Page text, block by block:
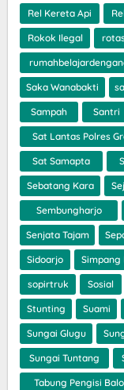
Rel Kereta Api
Rokok Ilegal
Saka Wanabakti
Sampah Santri
Sat Lantas Polres
Sat Samapta
Sebatang Kara
Sembungharjo
Senjata Tajam
Sidoarjo Simpang
sopirtruk Sosial
Stunting Suami
Sungai Glugu
Sungai Tuntang
Tabung Pengisi